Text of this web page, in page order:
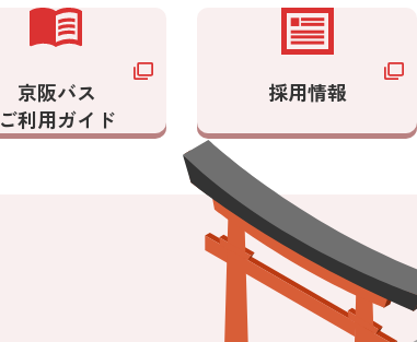
京阪バス
ご利用ガイド
採用情報